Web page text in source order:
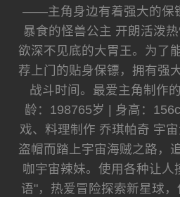
——主角身边有着强大的保
暴食的怪兽公主 开朗活泼
欲深不见底的大胃王。为了
荐上门的贴身保镖，拥有强
战斗时间。最爱主角制作
龄：198765岁 | 身高：
戏、料理制作 乔琪帕奇 宇
盗帽而踏上宇宙海贼之路，
咖宇宙辣妹。使用各种让人
语"，热爱冒险探索新星球